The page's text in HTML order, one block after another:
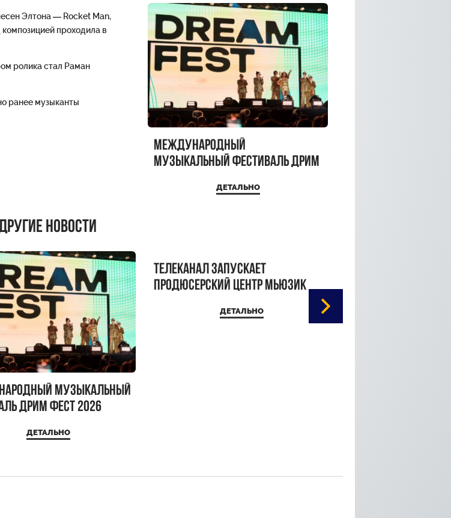
Элтона — Rocket Man,
проходила в
ролика стал Раман
ранее музыканты
Международный
музыкальный фестиваль ДРИМ
ДЕТАЛЬНО
новости
музыкальный
ДРИМ ФЕСТ 2026
ДЕТАЛЬНО
Телеканал запускает
продюсерский центр Мьюзик
ДЕТАЛЬНО